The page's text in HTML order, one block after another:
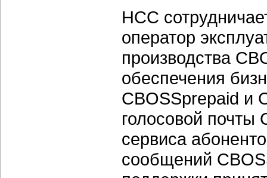
НСС
оператор
производства
обеспечения
CBOSSprepaid и
голосовой почты
сервиса
сообщений